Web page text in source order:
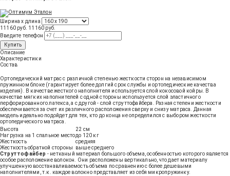
Ширина х длина
11160 руб. 11160 руб.
Введите телефон
Купить
Описание
Характеристики
Состав
Ортопедический матрас с различной степенью жесткости сторон на независимом
пружинном блоке (гарантирует более долгий срок службы и ортопедические качества
изделия). В качестве жесткого наполнителя используется слой кокосовой койры. В
качестве мягких наполнителей с одной стороны используется слой эластичного
перфорированного латекса, а с другой - слой струттофайбера. Разная степени жесткости
обеспечивается за счет их различного расположения сверху и снизу матраса. Данная
модель идеально подойдет для тех, кто до конца не определился с выбором жесткости
ортопедического матраса.
Высота
22 см
Нагрузка на 1 спальное местодо 120 кг
Жесткость
средняя
Жесткость обратной стороны
выше среднего
Струттофайбер - нетканый материал большого объема, особенностью которого является
особое расположение волокон. Они расположены вертикально, что дает материалу
улучшенную восстанавливаемость объема по сравнению с более дешевыми
наполнителями, т.к. каждое волокно представляет из себя микропружинку.